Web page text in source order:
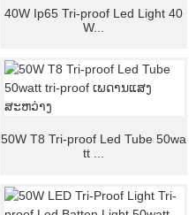
40W Ip65 Tri-proof Led Light 40
W...
50W T8 Tri-proof Led Tube 50wa
tt ...